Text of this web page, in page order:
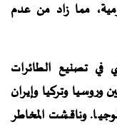
مما زاد من عدم
في تصنيع الطائرات
وروسيا وتركيا وإيران
وناقشت المخاطر